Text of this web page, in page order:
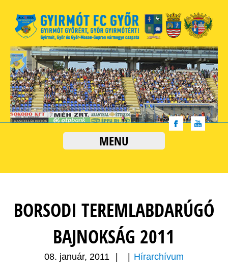
MENU
BORSODI TEREMLABDARÚGÓ
BAJNOKSÁG 2011
08. január, 2011 Hírarchívum